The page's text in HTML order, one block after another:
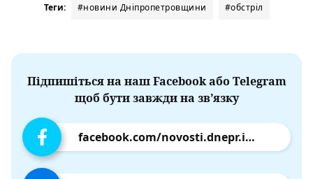
Теги: #новини Дніпропетровщини #обстріл
Підпишіться на наш Facebook або Telegram
щоб бути завжди на зв’язку
facebook.com/novosti.dnepr.info